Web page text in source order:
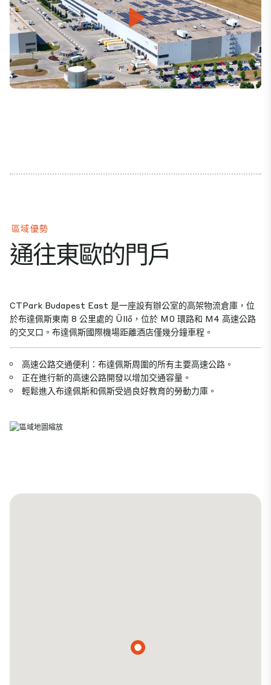
Mute Settings
Play
區域優勢
通往東歐的門戶
CTPark Budapest East 是一座設有辦公室的高架物流倉庫，位
於布達佩斯東南 8 公里處的 Üllő，位於 M0 環路和 M4 高速公路
的交叉口。布達佩斯國際機場距離酒店僅幾分鐘車程。
高速公路交通便利：布達佩斯周圍的所有主要高速公路。
正在進行新的高速公路開發以增加交通容量。
輕鬆進入布達佩斯和佩斯受過良好教育的勞動力庫。